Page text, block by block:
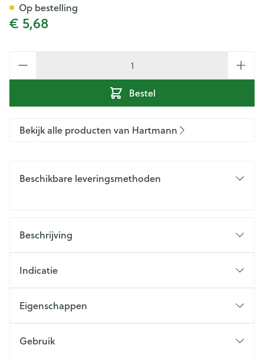
€ 5,68
Bestel
Op bestelling
Bekijk alle producten van Hartmann
Beschikbare leveringsmethoden
Beschrijving
Indicatie
Eigenschappen
Gebruik